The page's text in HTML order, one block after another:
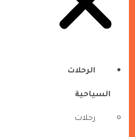
الرحلات
السياحية
رحلات